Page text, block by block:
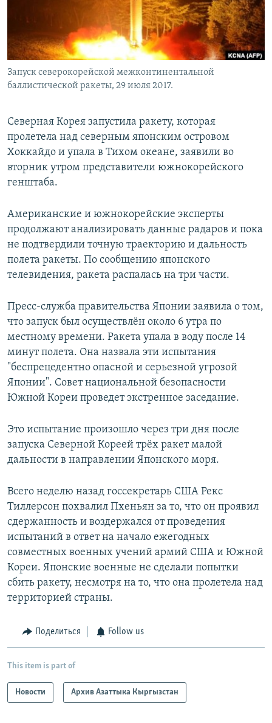
Запуск северокорейской межконтинентальной
баллистической ракеты, 29 июля 2017.
Северная Корея запустила ракету, которая
пролетела над северным японским островом
Хоккайдо и упала в Тихом океане, заявили во
вторник утром представители южнокорейского
генштаба.
Американские и южнокорейские эксперты
продолжают анализировать данные радаров и пока
не подтвердили точную траекторию и дальность
полета ракеты. По сообщению японского
телевидения, ракета распалась на три части.
Пресс-служба правительства Японии заявила о том,
что запуск был осуществлён около 6 утра по
местному времени. Ракета упала в воду после 14
минут полета. Она назвала эти испытания
"беспрецедентно опасной и серьезной угрозой
Японии". Совет национальной безопасности
Южной Кореи проведет экстренное заседание.
Это испытание произошло через три дня после
запуска Северной Кореей трёх ракет малой
дальности в направлении Японского моря.
Всего неделю назад госсекретарь США Рекс
Тиллерсон похвалил Пхеньян за то, что он проявил
сдержанность и воздержался от проведения
испытаний в ответ на начало ежегодных
совместных военных учений армий США и Южной
Кореи. Японские военные не сделали попытки
сбить ракету, несмотря на то, что она пролетела над
территорией страны.
Поделиться Follow us
This item is part of
Новости Архив Азаттыка Кыргызстан